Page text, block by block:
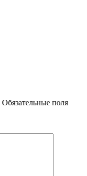
Обязательные поля